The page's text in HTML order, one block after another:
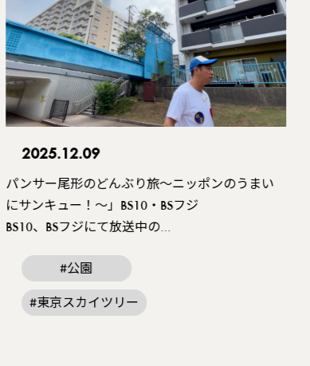
2025.12.09
パンサー尾形のどんぶり旅〜ニッポンのうまい
にサンキュー！〜」
BS10 ・ BSフジ
BS10、BSフジにて放送中の…
#公園
#東京スカイツリー